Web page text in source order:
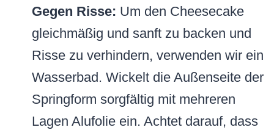
Gegen Risse: Um den Cheesecake
gleichmäßig und sanft zu backen und
Risse zu verhindern, verwenden wir ein
Wasserbad. Wickelt die Außenseite der
Springform sorgfältig mit mehreren
Lagen Alufolie ein. Achtet darauf, dass